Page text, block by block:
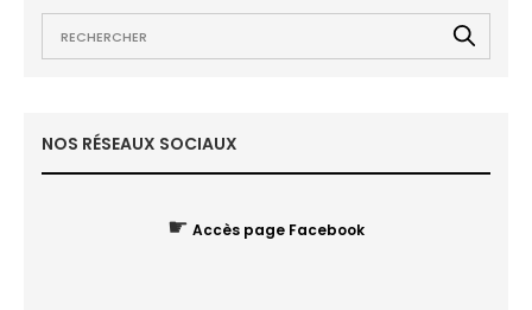
NOS RÉSEAUX SOCIAUX
☛ Accès page Facebook